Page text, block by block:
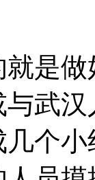
是
与武
个